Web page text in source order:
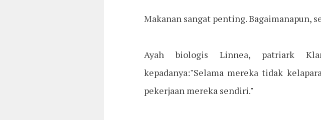
Makanan sangat penting. Bagaimanapun,
Ayah biologis Linnea, patriark
kepadanya:"Selama mereka tidak
pekerjaan mereka sendiri."